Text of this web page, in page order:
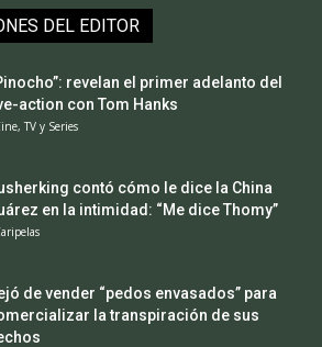
DEL EDITOR
revelan el primer adelanto del
action con Tom Hanks
TV y Series
contó cómo le dice la China
en la intimidad: “Me dice Thomy”
de vender “pedos envasados” para
la transpiración de sus